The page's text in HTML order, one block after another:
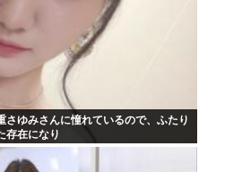
さゆみさんに憧れているので、ふたり
存在になり